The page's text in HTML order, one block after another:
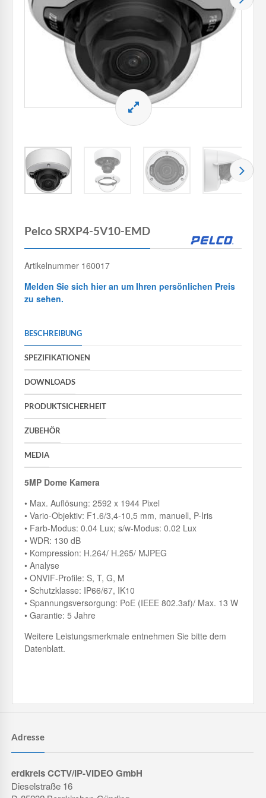
Pelco SRXP4-5V10-EMD
Artikelnummer 160017
Melden Sie sich hier an um Ihren persönlichen Preis
zu sehen.
BESCHREIBUNG
SPEZIFIKATIONEN
DOWNLOADS
PRODUKTSICHERHEIT
ZUBEHÖR
MEDIA
5MP Dome Kamera
• Max. Auflösung: 2592 x 1944 Pixel
• Vario-Objektiv: F1.6/3,4-10,5 mm, manuell, P-Iris
• Farb-Modus: 0.04 Lux; s/w-Modus: 0.02 Lux
• WDR: 130 dB
• Kompression: H.264/ H.265/ MJPEG
• Analyse
• ONVIF-Profile: S, T, G, M
• Schutzklasse: IP66/67, IK10
• Spannungsversorgung: PoE (IEEE 802.3af)/ Max. 13 W
• Garantie: 5 Jahre
Weitere Leistungsmerkmale entnehmen Sie bitte dem
Datenblatt.
Adresse
erdkreis CCTV/IP-VIDEO GmbH
Dieselstraße 16